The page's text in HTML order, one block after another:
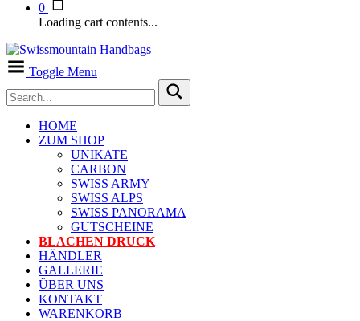
0
Loading cart contents...
Toggle Menu
HOME
ZUM SHOP
UNIKATE
CARBON
SWISS ARMY
SWISS ALPS
SWISS PANORAMA
GUTSCHEINE
BLACHEN DRUCK
HÄNDLER
GALLERIE
ÜBER UNS
KONTAKT
WARENKORB